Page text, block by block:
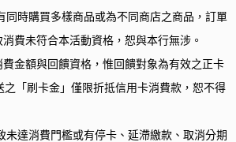
時購買多樣商品或為不同商店之商品，訂單
消費未符合本活動資格，恕與本行無涉。
金額與回饋資格，惟回饋對象為有效之正卡
之「刷卡金」僅限折抵信用卡消費款，恕不得
達消費門檻或有停卡、延滯繳款、取消分期